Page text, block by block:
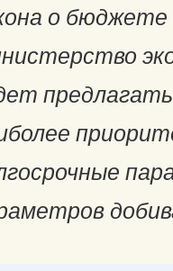
о бюджете